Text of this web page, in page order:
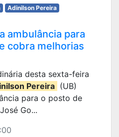
Adinilson Pereira
ambulância para
cobra melhorias
desta sexta-feira
Pereira (UB)
para o posto de
Go...